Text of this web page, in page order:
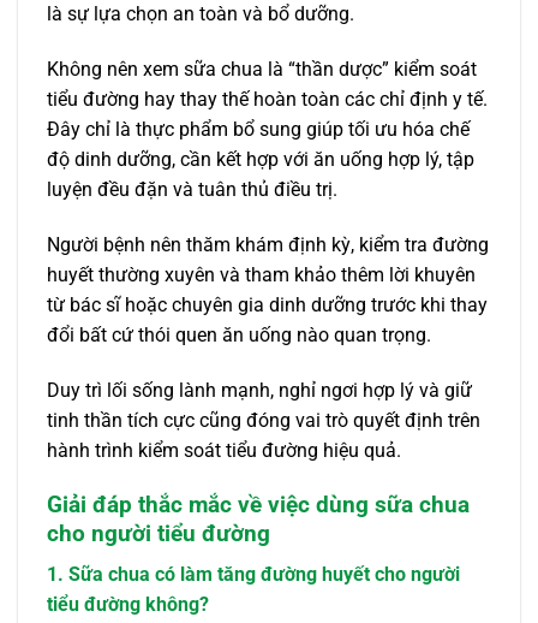
là sự lựa chọn an toàn và bổ dưỡng.
Không nên xem sữa chua là “thần dược” kiểm soát
tiểu đường hay thay thế hoàn toàn các chỉ định y tế.
Đây chỉ là thực phẩm bổ sung giúp tối ưu hóa chế
độ dinh dưỡng, cần kết hợp với ăn uống hợp lý, tập
luyện đều đặn và tuân thủ điều trị.
Người bệnh nên thăm khám định kỳ, kiểm tra đường
huyết thường xuyên và tham khảo thêm lời khuyên
từ bác sĩ hoặc chuyên gia dinh dưỡng trước khi thay
đổi bất cứ thói quen ăn uống nào quan trọng.
Duy trì lối sống lành mạnh, nghỉ ngơi hợp lý và giữ
tinh thần tích cực cũng đóng vai trò quyết định trên
hành trình kiểm soát tiểu đường hiệu quả.
Giải đáp thắc mắc về việc dùng sữa chua
cho người tiểu đường
1. Sữa chua có làm tăng đường huyết cho người
tiểu đường không?